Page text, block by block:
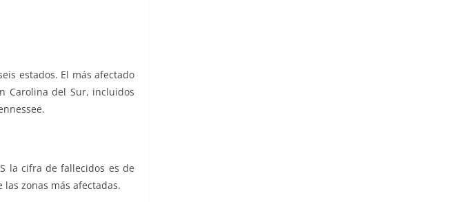
estados. El más afectado
Carolina del Sur, incluidos
la cifra de fallecidos es de
zonas más afectadas.